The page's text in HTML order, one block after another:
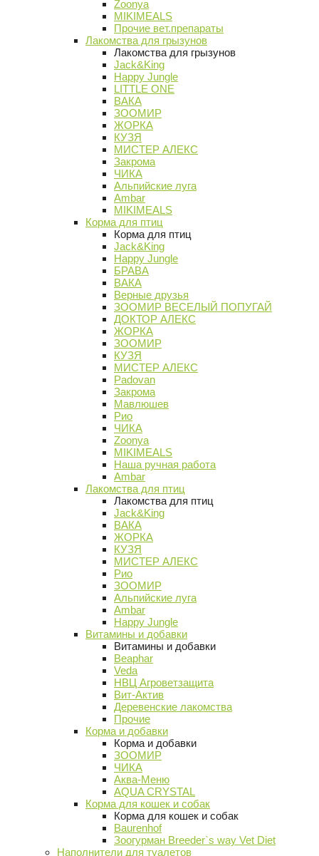
Zoonya
MIKIMEALS
Прочие вет.препараты
Лакомства для грызунов
Лакомства для грызунов
Jack&King
Happy Jungle
LITTLE ONE
ВАКА
ЗООМИР
ЖОРКА
КУЗЯ
МИСТЕР АЛЕКС
Закрома
ЧИКА
Альпийские луга
Ambar
MIKIMEALS
Корма для птиц
Корма для птиц
Jack&King
Happy Jungle
БРАВА
ВАКА
Верные друзья
ЗООМИР ВЕСЕЛЫЙ ПОПУГАЙ
ДОКТОР АЛЕКС
ЖОРКА
ЗООМИР
КУЗЯ
МИСТЕР АЛЕКС
Padovan
Закрома
Мавлюшев
Рио
ЧИКА
Zoonya
MIKIMEALS
Наша ручная работа
Ambar
Лакомства для птиц
Лакомства для птиц
Jack&King
ВАКА
ЖОРКА
КУЗЯ
МИСТЕР АЛЕКС
Рио
ЗООМИР
Альпийские луга
Ambar
Happy Jungle
Витамины и добавки
Витамины и добавки
Beaphar
Veda
НВЦ Агроветзащита
Вит-Актив
Деревенские лакомства
Прочие
Корма и добавки
Корма и добавки
ЗООМИР
ЧИКА
Аква-Меню
AQUA CRYSTAL
Корма для кошек и собак
Корма для кошек и собак
Baurenhof
Зоогурман Breeder`s way Vet Diet
Наполнители для туалетов